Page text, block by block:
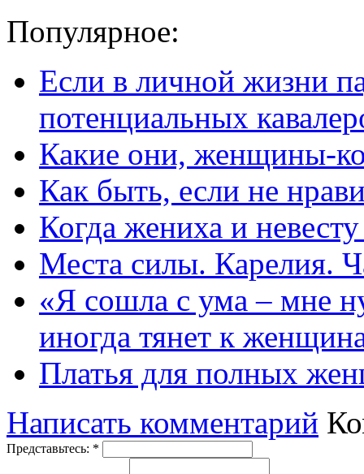
Популярное:
Если в личной жизни
потенциальных
Какие они, женщины-
Как быть, если не
Когда жениха и
Места силы. Карелия.
«Я сошла с ума – мне
иногда тянет к
Платья для полных
Написать комментарий
Представьтесь: *